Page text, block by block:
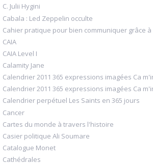
C. Julii Hygini
Cabala : Led Zeppelin occulte
Cahier pratique pour bien communiquer grâce à
CAIA
CAIA Level I
Calamity Jane
Calendrier 2011 365 expressions imagées Ca
Calendrier 2011 365 expressions imagées Ca
Calendrier perpétuel Les Saints en 365 jours
Cancer
Cartes du monde à travers l'histoire
Casier politique Ali Soumare
Catalogue Monet
Cathédrales